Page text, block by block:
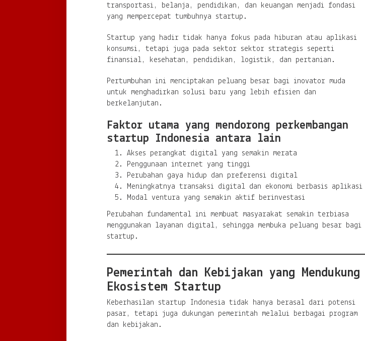
transportasi, belanja, pendidikan, dan keuangan menjadi fondasi
yang mempercepat tumbuhnya startup.
Startup yang hadir tidak hanya fokus pada hiburan atau aplikasi
konsumsi, tetapi juga pada sektor sektor strategis seperti
finansial, kesehatan, pendidikan, logistik, dan pertanian.
Pertumbuhan ini menciptakan peluang besar bagi inovator muda
untuk menghadirkan solusi baru yang lebih efisien dan
berkelanjutan.
Faktor utama yang mendorong perkembangan
startup Indonesia antara lain
Akses perangkat digital yang semakin merata
Penggunaan internet yang tinggi
Perubahan gaya hidup dan preferensi digital
Meningkatnya transaksi digital dan ekonomi berbasis aplikasi
Modal ventura yang semakin aktif berinvestasi
Perubahan fundamental ini membuat masyarakat semakin terbiasa
menggunakan layanan digital, sehingga membuka peluang besar bagi
startup.
Pemerintah dan Kebijakan yang Mendukung
Ekosistem Startup
Keberhasilan startup Indonesia tidak hanya berasal dari potensi
pasar, tetapi juga dukungan pemerintah melalui berbagai program
dan kebijakan.